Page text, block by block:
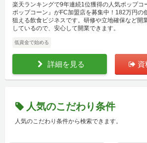
楽天ランキングで9年連続1位獲得の人気ポップコ
ポップコーン』がFC加盟店を募集中！182万円の
狙える飲食ビジネスです。研修や立地確保など開
しているので、安心して開業できます。
低資金で始める
詳細を見る 資
人気のこだわり条件
人気のこだわり条件から検索できます。